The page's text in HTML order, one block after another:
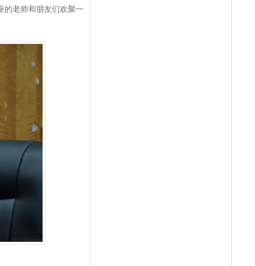
的老师和朋友们欢聚一